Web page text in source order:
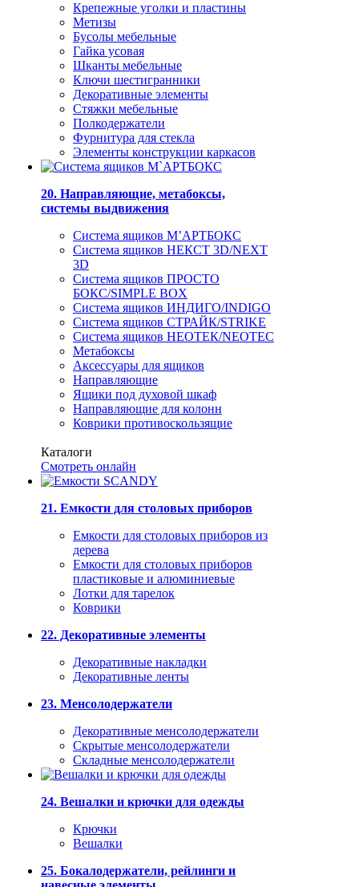
Крепежные уголки и пластины
Метизы
Бусолы мебельные
Гайка усовая
Шканты мебельные
Ключи шестигранники
Декоративные элементы
Стяжки мебельные
Полкодержатели
Фурнитура для стекла
Элементы конструкции каркасов
20. Направляющие, метабоксы,
системы выдвижения
Система ящиков М’АРТБОКС
Система ящиков НЕКСТ 3D/NEXT
3D
Система ящиков ПРОСТО
БОКС/SIMPLE BOX
Система ящиков ИНДИГО/INDIGO
Система ящиков СТРАЙК/STRIKE
Система ящиков НЕОТЕК/NEOTEC
Метабоксы
Аксессуары для ящиков
Направляющие
Ящики под духовой шкаф
Направляющие для колонн
Коврики противоскользящие
Каталоги
Смотреть онлайн
21. Емкости для столовых приборов
Емкости для столовых приборов из
дерева
Емкости для столовых приборов
пластиковые и алюминиевые
Лотки для тарелок
Коврики
22. Декоративные элементы
Декоративные накладки
Декоративные ленты
23. Менсолодержатели
Декоративные менсолодержатели
Скрытые менсолодержатели
Складные менсолодержатели
24. Вешалки и крючки для одежды
Крючки
Вешалки
25. Бокалодержатели, рейлинги и